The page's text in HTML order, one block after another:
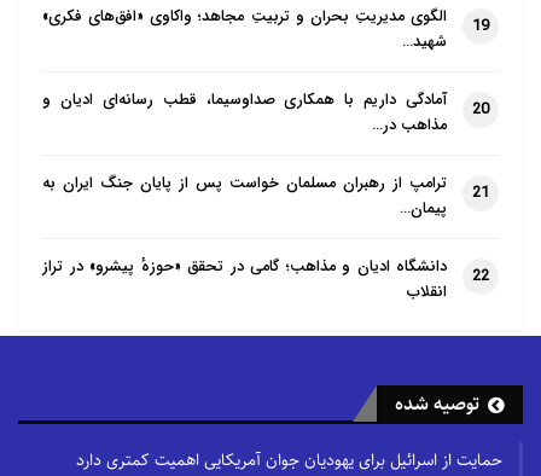
19
الگوی مدیریتِ بحران و تربیتِ مجاهد؛ واکاوی «افق‌های فکری»
شهید…
20
آمادگی داریم با همکاری صداوسیما، قطب رسانه‌ای ادیان و
مذاهب در…
21
ترامپ از رهبران مسلمان خواست پس از پایان جنگ ایران به
پیمان…
22
دانشگاه ادیان و مذاهب؛ گامی در تحقق «حوزهٔ پیشرو» در تراز
انقلاب
توصیه شده
حمایت از اسرائیل برای یهودیان جوان آمریکایی اهمیت کمتری دارد